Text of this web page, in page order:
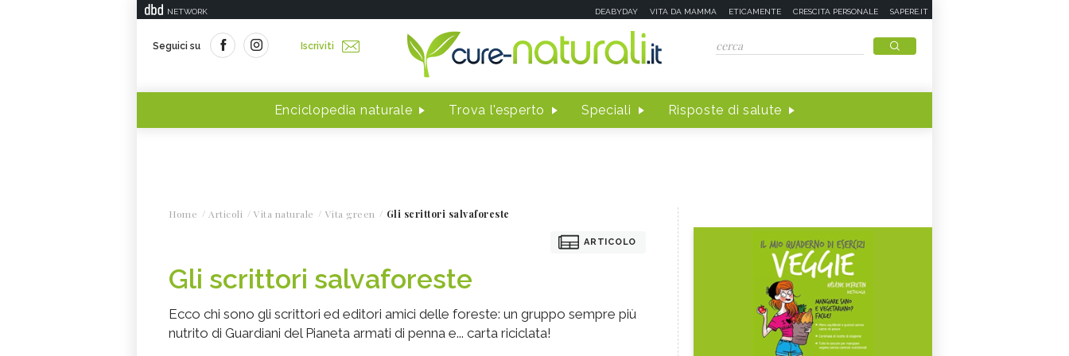
NETWORK DEABYDAY VITA DA MAMMA ETICAMENTE CRESCITA PERSONALE SAPERE.IT
Seguici su Iscriviti
Enciclopedia naturale Trova l'esperto Speciali Risposte di salute
Home Articoli Vita naturale Vita green Gli scrittori salvaforeste
ARTICOLO
Gli scrittori salvaforeste
Ecco chi sono gli scrittori ed editori amici delle foreste: un gruppo sempre più
nutrito di Guardiani del Pianeta armati di penna e... carta riciclata!